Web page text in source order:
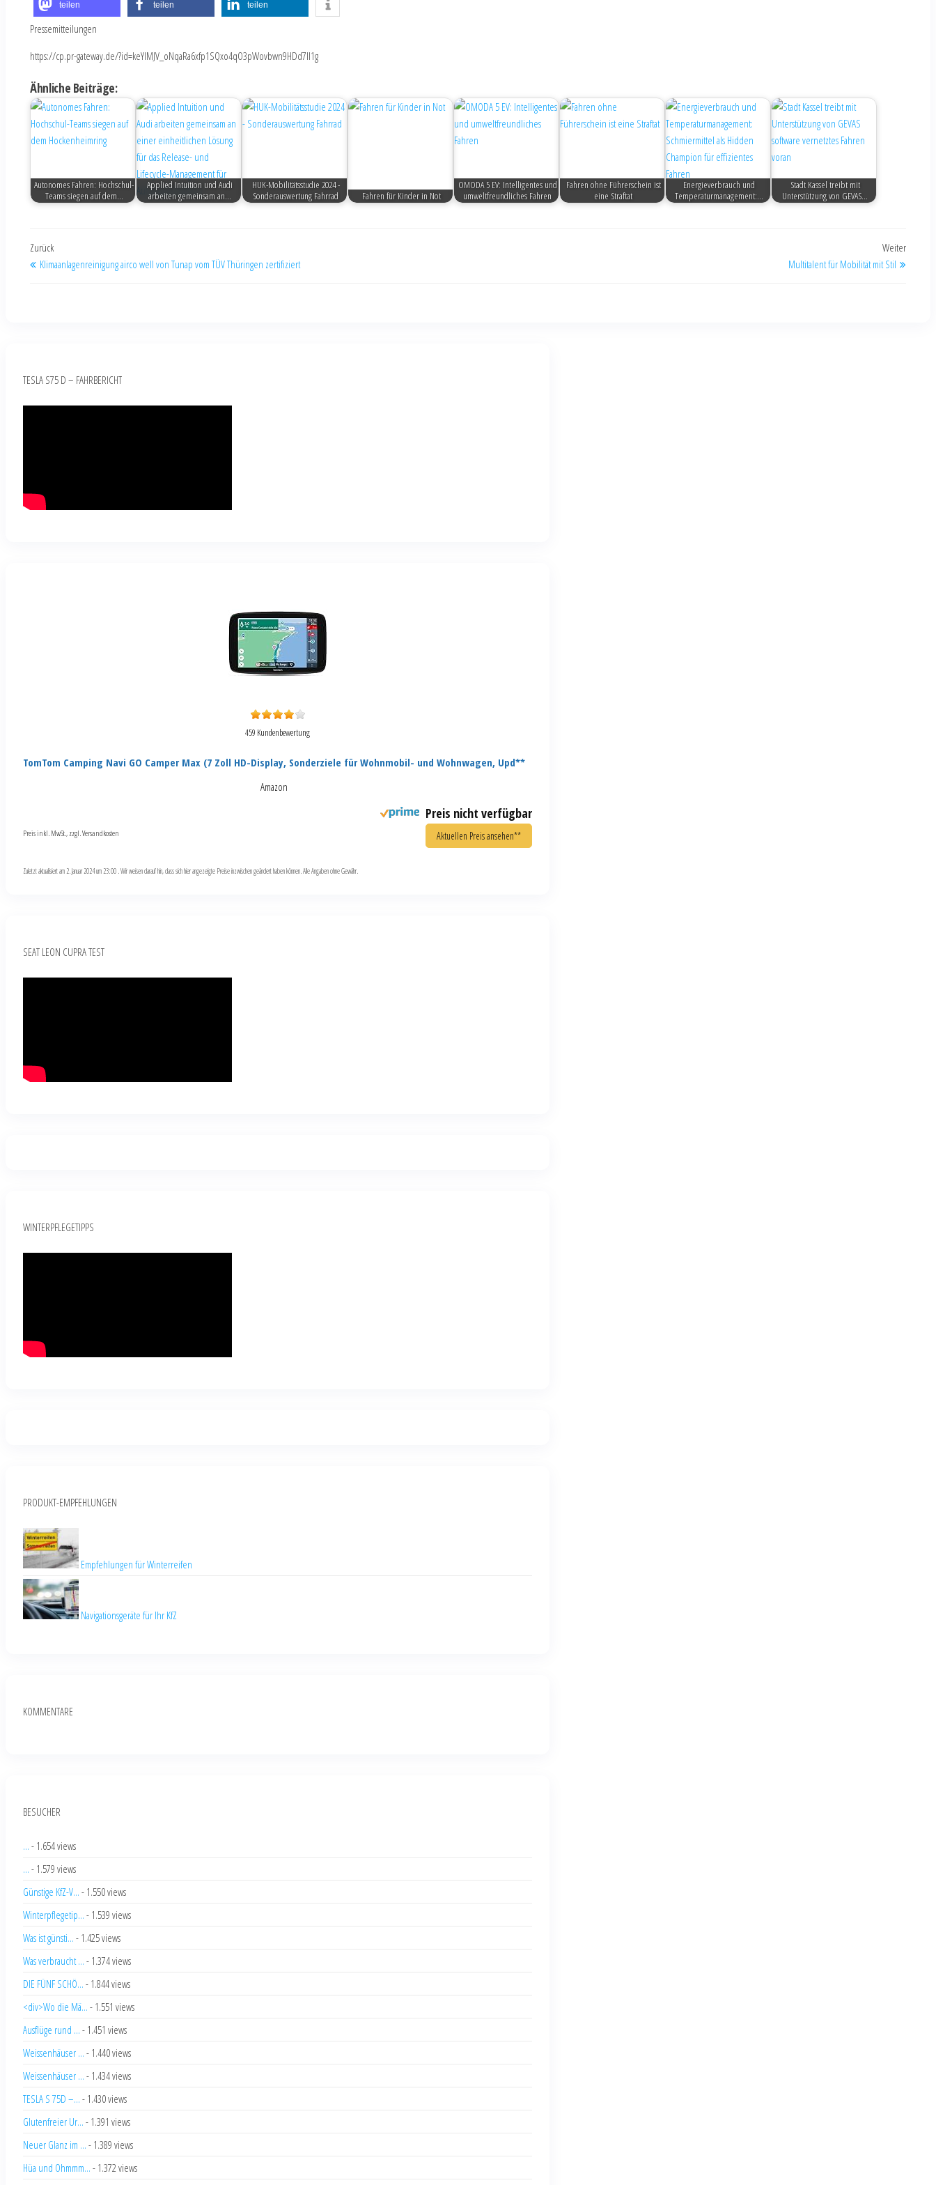
teilen teilen teilen
Pressemitteilungen
https://cp.pr-gateway.de/?id=keYlMJV_oNqaRa6xfp1SQxo4qO3pWovbwn9HDd7Il1g
Ähnliche Beiträge:
Autonomes Fahren: Hochschul-
Teams siegen auf dem…
Applied Intuition und Audi
arbeiten gemeinsam an…
HUK-Mobilitätsstudie 2024 -
Sonderauswertung Fahrrad
Fahren für Kinder in Not
OMODA 5 EV: Intelligentes und
umweltfreundliches Fahren
Fahren ohne Führerschein ist
eine Straftat
Energieverbrauch und
Temperaturmanagement:…
Stadt Kassel treibt mit
Unterstützung von GEVAS…
Zurück
Klimaanlagenreinigung airco well von Tunap vom TÜV Thüringen zertifiziert
Weiter
Multitalent für Mobilität mit Stil
TESLA S75 D – FAHRBERICHT
459 Kundenbewertung
TomTom Camping Navi GO Camper Max (7 Zoll HD-Display, Sonderziele für Wohnmobil- und Wohnwagen, Upd**
Amazon
Preis nicht verfügbar
Aktuellen Preis ansehen**
Preis inkl. MwSt., zzgl. Versandkosten
Zuletzt aktualisiert am 2. Januar 2024 um 23:00 . Wir weisen darauf hin, dass sich hier angezeigte Preise inzwischen geändert haben können. Alle Angaben ohne Gewähr.
SEAT LEON CUPRA TEST
WINTERPFLEGETIPPS
PRODUKT-EMPFEHLUNGEN
Empfehlungen für Winterreifen
Navigationsgeräte für Ihr KfZ
KOMMENTARE
BESUCHER
... - 1.654 views
... - 1.579 views
Günstige KfZ-V... - 1.550 views
Winterpflegetip... - 1.539 views
Was ist günsti... - 1.425 views
Was verbraucht ... - 1.374 views
DIE FÜNF SCHÖ... - 1.844 views
<div>Wo die Mä... - 1.551 views
Ausflüge rund ... - 1.451 views
Weissenhäuser ... - 1.440 views
Weissenhäuser ... - 1.434 views
TESLA S 75D –... - 1.430 views
Glutenfreier Ur... - 1.391 views
Neuer Glanz im ... - 1.389 views
Hüa und Ohmmm... - 1.372 views